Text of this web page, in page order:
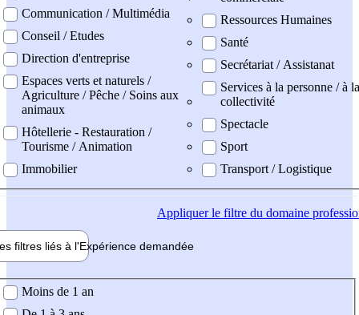
Communication / Multimédia
Conseil / Etudes
Direction d'entreprise
Espaces verts et naturels /
Agriculture / Pêche / Soins aux
animaux
Hôtellerie - Restauration /
Tourisme / Animation
Immobilier
Ressources Humaines
Santé
Secrétariat / Assistanat
Services à la personne / à la
collectivité
Spectacle
Sport
Transport / Logistique
Appliquerle filtre du domaine
filtres liés à l'Expérience demandée
demandée
Moins de 1 an